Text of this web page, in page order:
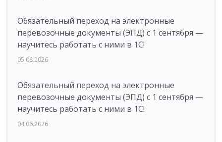
Обязательный переход на электронные
перевозочные документы (ЭПД) с 1 сентября —
научитесь работать с ними в 1С!
05.08.2026
Обязательный переход на электронные
перевозочные документы (ЭПД) с 1 сентября —
научитесь работать с ними в 1С!
04.06.2026